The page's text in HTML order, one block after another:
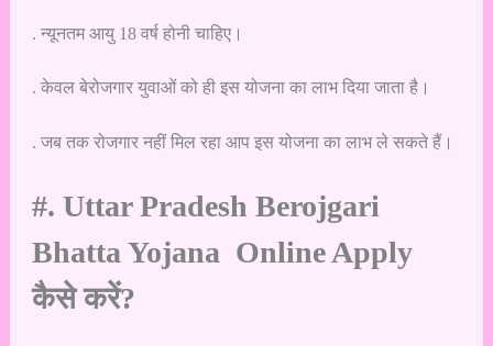
. न्यूनतम आयु 18 वर्ष होनी चाहिए।
. केवल बेरोजगार युवाओं को ही इस योजना का लाभ दिया जाता है।
. जब तक रोजगार नहीं मिल रहा आप इस योजना का लाभ ले सकते हैं।
#. Uttar Pradesh Berojgari
Bhatta Yojana Online Apply
कैसे करें?